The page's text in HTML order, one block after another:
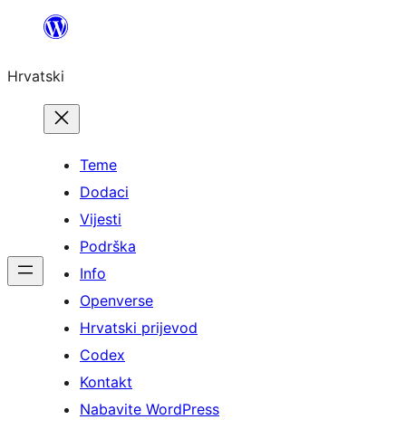
Skoči
sadržaja
Hrvatski
Teme
Dodaci
Vijesti
Podrška
Info
Openverse
Hrvatski prijevod
Codex
Kontakt
Nabavite WordPress